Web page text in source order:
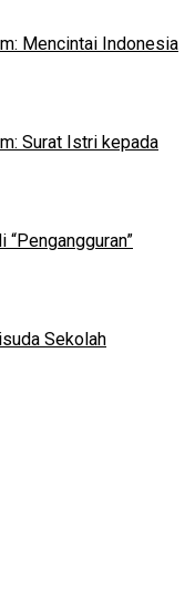
Mencintai Indonesia
Surat Istri kepada
“Pengangguran”
Sekolah